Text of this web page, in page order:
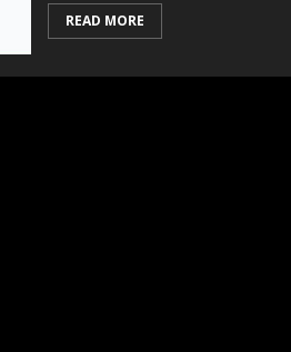
READ MORE